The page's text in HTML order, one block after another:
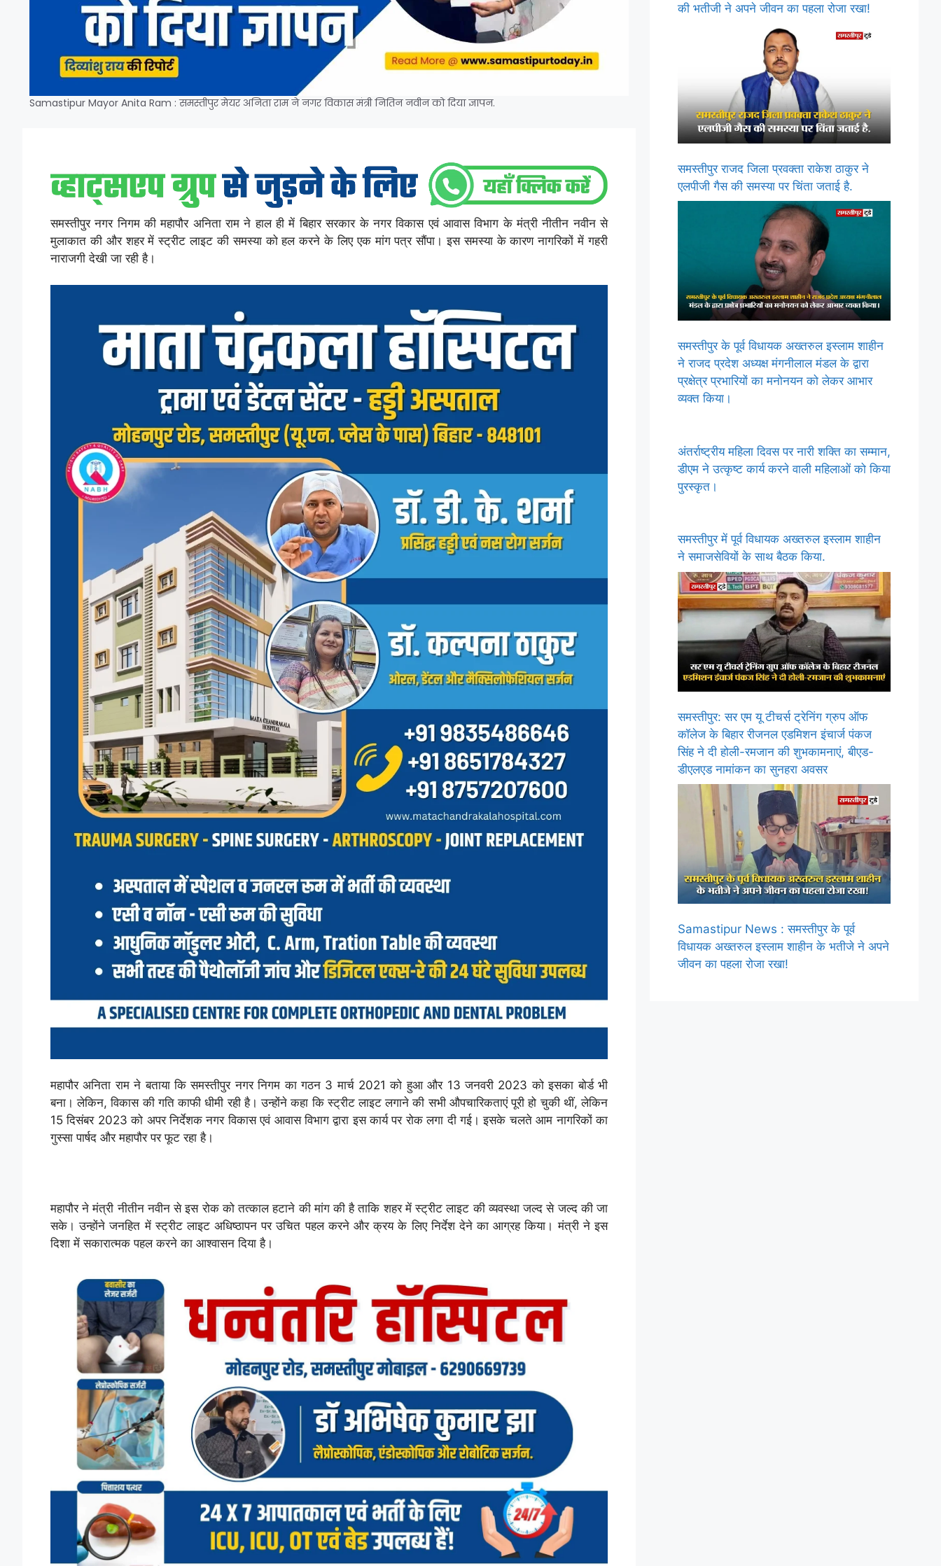
Samastipur Mayor Anita Ram : समस्तीपुर मेयर अनिता राम ने नगर विकास मंत्री नितिन नवीन को दिया ज्ञापन.
समस्तीपुर नगर निगम की महापौर अनिता राम ने हाल ही में बिहार सरकार के नगर विकास एवं आवास विभाग के मंत्री नीतीन नवीन से
मुलाकात की और शहर में स्ट्रीट लाइट की समस्या को हल करने के लिए एक मांग पत्र सौंपा। इस समस्या के कारण नागरिकों में गहरी
नाराजगी देखी जा रही है।
महापौर अनिता राम ने बताया कि समस्तीपुर नगर निगम का गठन 3 मार्च 2021 को हुआ और 13 जनवरी 2023 को इसका बोर्ड भी
बना। लेकिन, विकास की गति काफी धीमी रही है। उन्होंने कहा कि स्ट्रीट लाइट लगाने की सभी औपचारिकताएं पूरी हो चुकी थीं, लेकिन
15 दिसंबर 2023 को अपर निर्देशक नगर विकास एवं आवास विभाग द्वारा इस कार्य पर रोक लगा दी गई। इसके चलते आम नागरिकों का
गुस्सा पार्षद और महापौर पर फूट रहा है।
महापौर ने मंत्री नीतीन नवीन से इस रोक को तत्काल हटाने की मांग की है ताकि शहर में स्ट्रीट लाइट की व्यवस्था जल्द से जल्द की जा
सके। उन्होंने जनहित में स्ट्रीट लाइट अधिष्ठापन पर उचित पहल करने और क्रय के लिए निर्देश देने का आग्रह किया। मंत्री ने इस
दिशा में सकारात्मक पहल करने का आश्वासन दिया है।
की भतीजी ने अपने जीवन का पहला रोजा रखा!
समस्तीपुर राजद जिला प्रवक्ता राकेश ठाकुर ने
एलपीजी गैस की समस्या पर चिंता जताई है.
समस्तीपुर के पूर्व विधायक अख्तरुल इस्लाम शाहीन
ने राजद प्रदेश अध्यक्ष मंगनीलाल मंडल के द्वारा
प्रक्षेत्र प्रभारियों का मनोनयन को लेकर आभार
व्यक्त किया।
अंतर्राष्ट्रीय महिला दिवस पर नारी शक्ति का सम्मान,
डीएम ने उत्कृष्ट कार्य करने वाली महिलाओं को किया
पुरस्कृत।
समस्तीपुर में पूर्व विधायक अख्तरुल इस्लाम शाहीन
ने समाजसेवियों के साथ बैठक किया.
समस्तीपुर: सर एम यू टीचर्स ट्रेनिंग ग्रुप ऑफ
कॉलेज के बिहार रीजनल एडमिशन इंचार्ज पंकज
सिंह ने दी होली-रमजान की शुभकामनाएं, बीएड-
डीएलएड नामांकन का सुनहरा अवसर
Samastipur News : समस्तीपुर के पूर्व
विधायक अख्तरुल इस्लाम शाहीन के भतीजे ने अपने
जीवन का पहला रोजा रखा!